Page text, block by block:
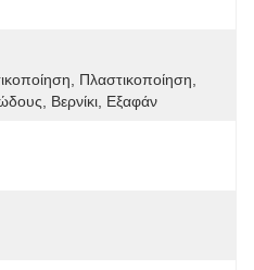
Πλαστικοποίηση,
Βερνίκι, Εξαφάν